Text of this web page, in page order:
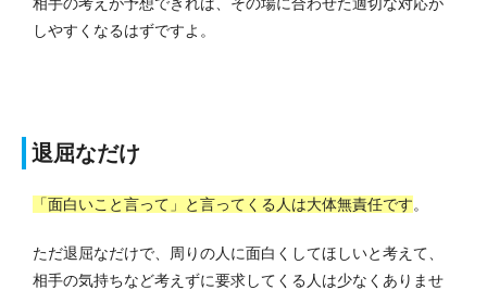
しやすくなるはずですよ。
退屈なだけ
「面白いこと言って」と言ってくる人は大体無責任です。
ただ退屈なだけで、周りの人に面白くしてほしいと考えて、
相手の気持ちなど考えずに要求してくる人は少なくありませ